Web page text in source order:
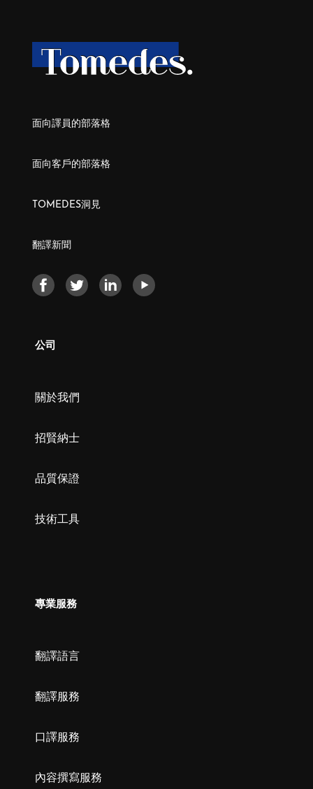
面向譯員的部落格
面向客戶的部落格
TOMEDES洞見
翻譯新聞
公司
關於我們
招賢納士
品質保證
技術工具
專業服務
翻譯語言
翻譯服務
口譯服務
內容撰寫服務